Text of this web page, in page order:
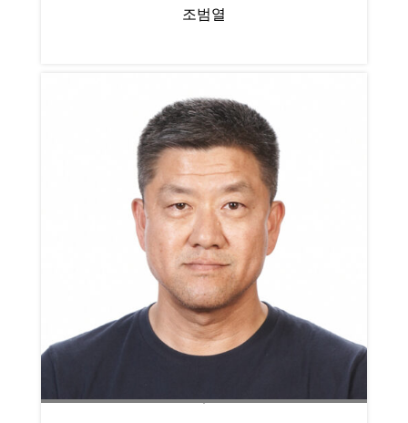
조범열